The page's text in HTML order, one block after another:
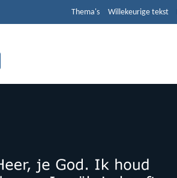
Thema's Willekeurige tekst